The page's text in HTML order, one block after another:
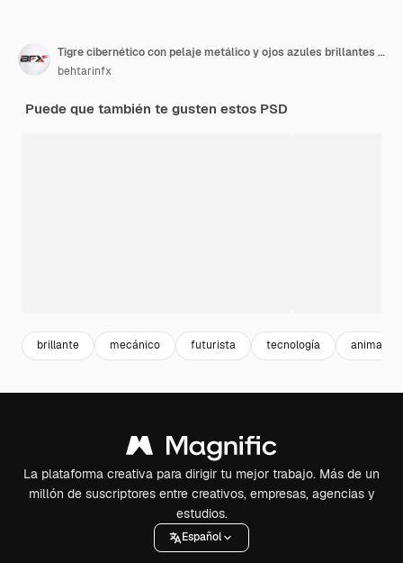
Tigre cibernético con pelaje metálico y ojos azules brillantes sobre un fondo transparente
behtarinfx
Puede que también te gusten estos PSD
brillante mecánico futurista tecnología animal
La plataforma creativa para dirigir tu mejor trabajo. Más de un
millón de suscriptores entre creativos, empresas, agencias y
estudios.
Español